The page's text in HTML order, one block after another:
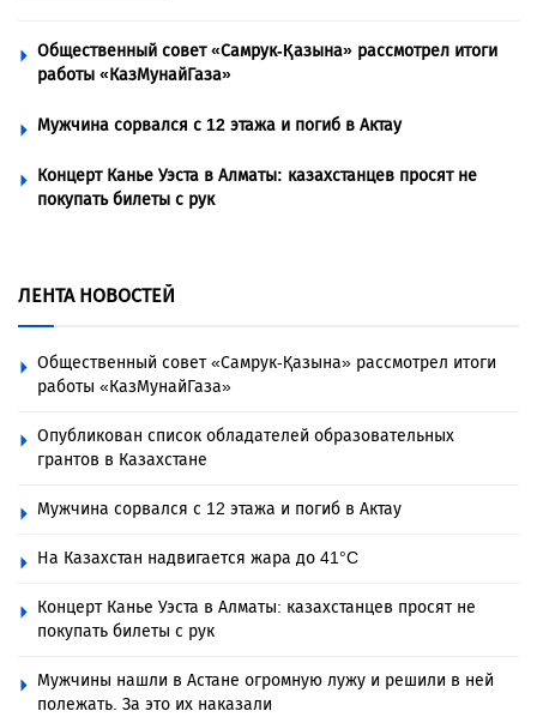
Общественный совет «Самрук-Қазына» рассмотрел итоги
работы «КазМунайГаза»
Мужчина сорвался с 12 этажа и погиб в Актау
Концерт Канье Уэста в Алматы: казахстанцев просят не
покупать билеты с рук
ЛЕНТА НОВОСТЕЙ
Общественный совет «Самрук-Қазына» рассмотрел итоги
работы «КазМунайГаза»
Опубликован список обладателей образовательных
грантов в Казахстане
Мужчина сорвался с 12 этажа и погиб в Актау
На Казахстан надвигается жара до 41°C
Концерт Канье Уэста в Алматы: казахстанцев просят не
покупать билеты с рук
Мужчины нашли в Астане огромную лужу и решили в ней
полежать. За это их наказали